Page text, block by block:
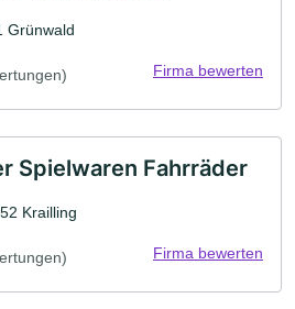
Grünwald
Firma bewerten
Spielwaren Fahrräder
Krailling
Firma bewerten